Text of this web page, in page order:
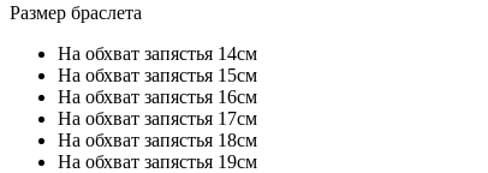
Размер браслета
На обхват запястья 14см
На обхват запястья 15см
На обхват запястья 16см
На обхват запястья 17см
На обхват запястья 18см
На обхват запястья 19см